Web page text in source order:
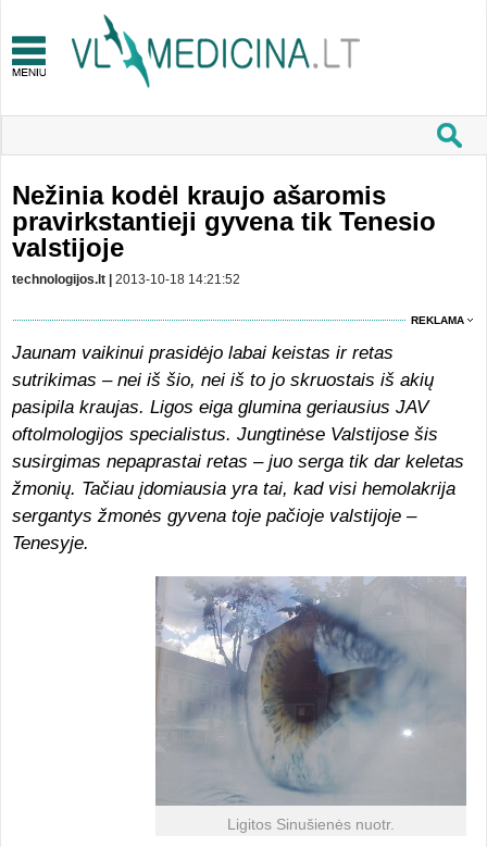
Nežinia kodėl kraujo ašaromis
pravirkstantieji gyvena tik Tenesio
valstijoje
technologijos.lt | 2013-10-18 14:21:52
REKLAMA
Jaunam vaikinui prasidėjo labai keistas ir retas
sutrikimas – nei iš šio, nei iš to jo skruostais iš akių
pasipila kraujas. Ligos eiga glumina geriausius JAV
oftolmologijos specialistus. Jungtinėse Valstijose šis
susirgimas nepaprastai retas – juo serga tik dar keletas
žmonių. Tačiau įdomiausia yra tai, kad visi hemolakrija
sergantys žmonės gyvena toje pačioje valstijoje –
Tenesyje.
Ligitos Sinušienės nuotr.